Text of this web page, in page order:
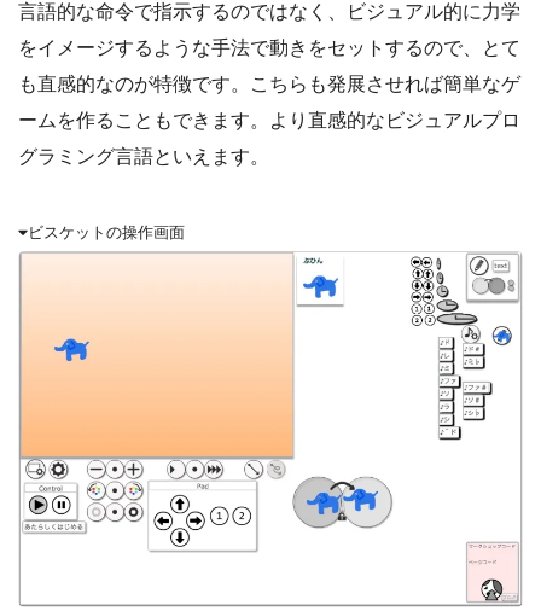
言語的な命令で指示するのではなく、ビジュアル的に力学
をイメージするような手法で動きをセットするので、とて
も直感的なのが特徴です。こちらも発展させれば簡単なゲ
ームを作ることもできます。より直感的なビジュアルプロ
グラミング言語といえます。
ビスケットの操作画面